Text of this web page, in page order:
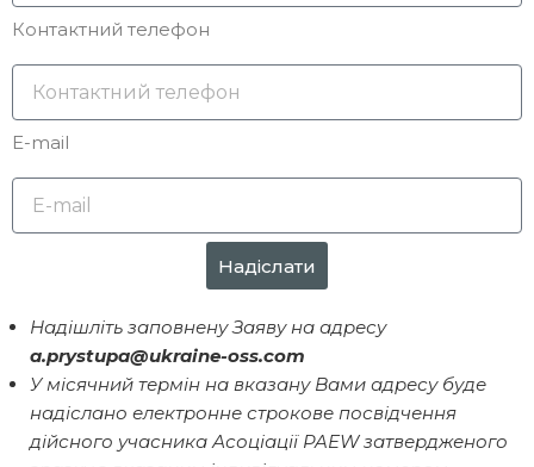
Контактний телефон
E-mail
Надіслати
Надішліть заповнену Заяву на адресу
a.prystupa@ukraine-oss.com
У місячний термін на вказану Вами адресу буде
надіслано електронне строкове посвідчення
дійсного учасника Асоціації PAEWзатвердженого